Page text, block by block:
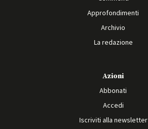
Approfondimenti
Archivio
La redazione
Azioni
Abbonati
Accedi
Iscriviti alla newsletter